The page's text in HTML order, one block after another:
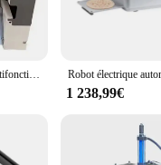
construction and
each tool will serve
it a valuable
Presse à rouleau de pâte multifonctionnelle automatique, Chamonix, gâteau, plateau de table, pizza
1 238,99€